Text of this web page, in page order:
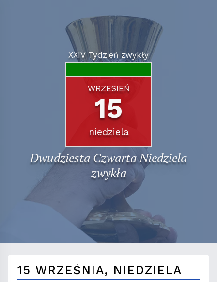
XXIV Tydzień zwykły
WRZESIEŃ
15
niedziela
Dwudziesta Czwarta Niedziela
zwykła
15 WRZEŚNIA, NIEDZIELA